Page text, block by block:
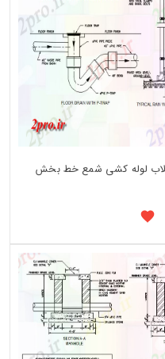
لوله کشی شمع خط بخش